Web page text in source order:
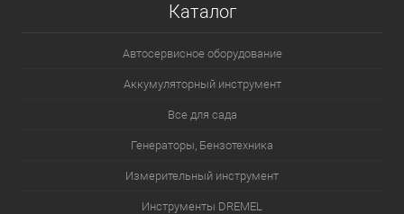
Каталог
Автосервисное оборудование
Аккумуляторный инструмент
Все для сада
Генераторы, Бензотехника
Измерительный инструмент
Инструменты DREMEL